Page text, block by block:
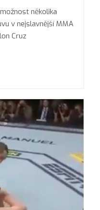
několika
v nejslavnější MMA
Cruz